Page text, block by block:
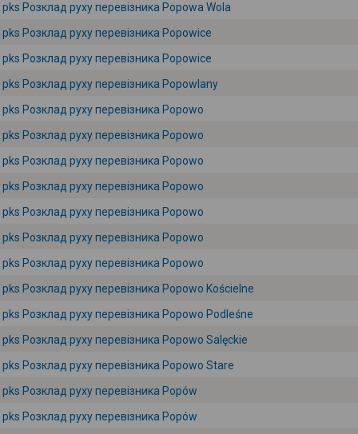
pks Розклад руху перевізника Popowa Wola
pks Розклад руху перевізника Popowice
pks Розклад руху перевізника Popowice
pks Розклад руху перевізника Popowlany
pks Розклад руху перевізника Popowo
pks Розклад руху перевізника Popowo
pks Розклад руху перевізника Popowo
pks Розклад руху перевізника Popowo
pks Розклад руху перевізника Popowo
pks Розклад руху перевізника Popowo
pks Розклад руху перевізника Popowo
pks Розклад руху перевізника Popowo Kościelne
pks Розклад руху перевізника Popowo Podleśne
pks Розклад руху перевізника Popowo Salęckie
pks Розклад руху перевізника Popowo Stare
pks Розклад руху перевізника Popów
pks Розклад руху перевізника Popów